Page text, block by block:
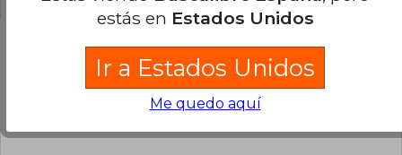
Preguntas y respuestas sobre el libro
estás en Estados Unidos
Ir a Estados Unidos
Me quedo aquí